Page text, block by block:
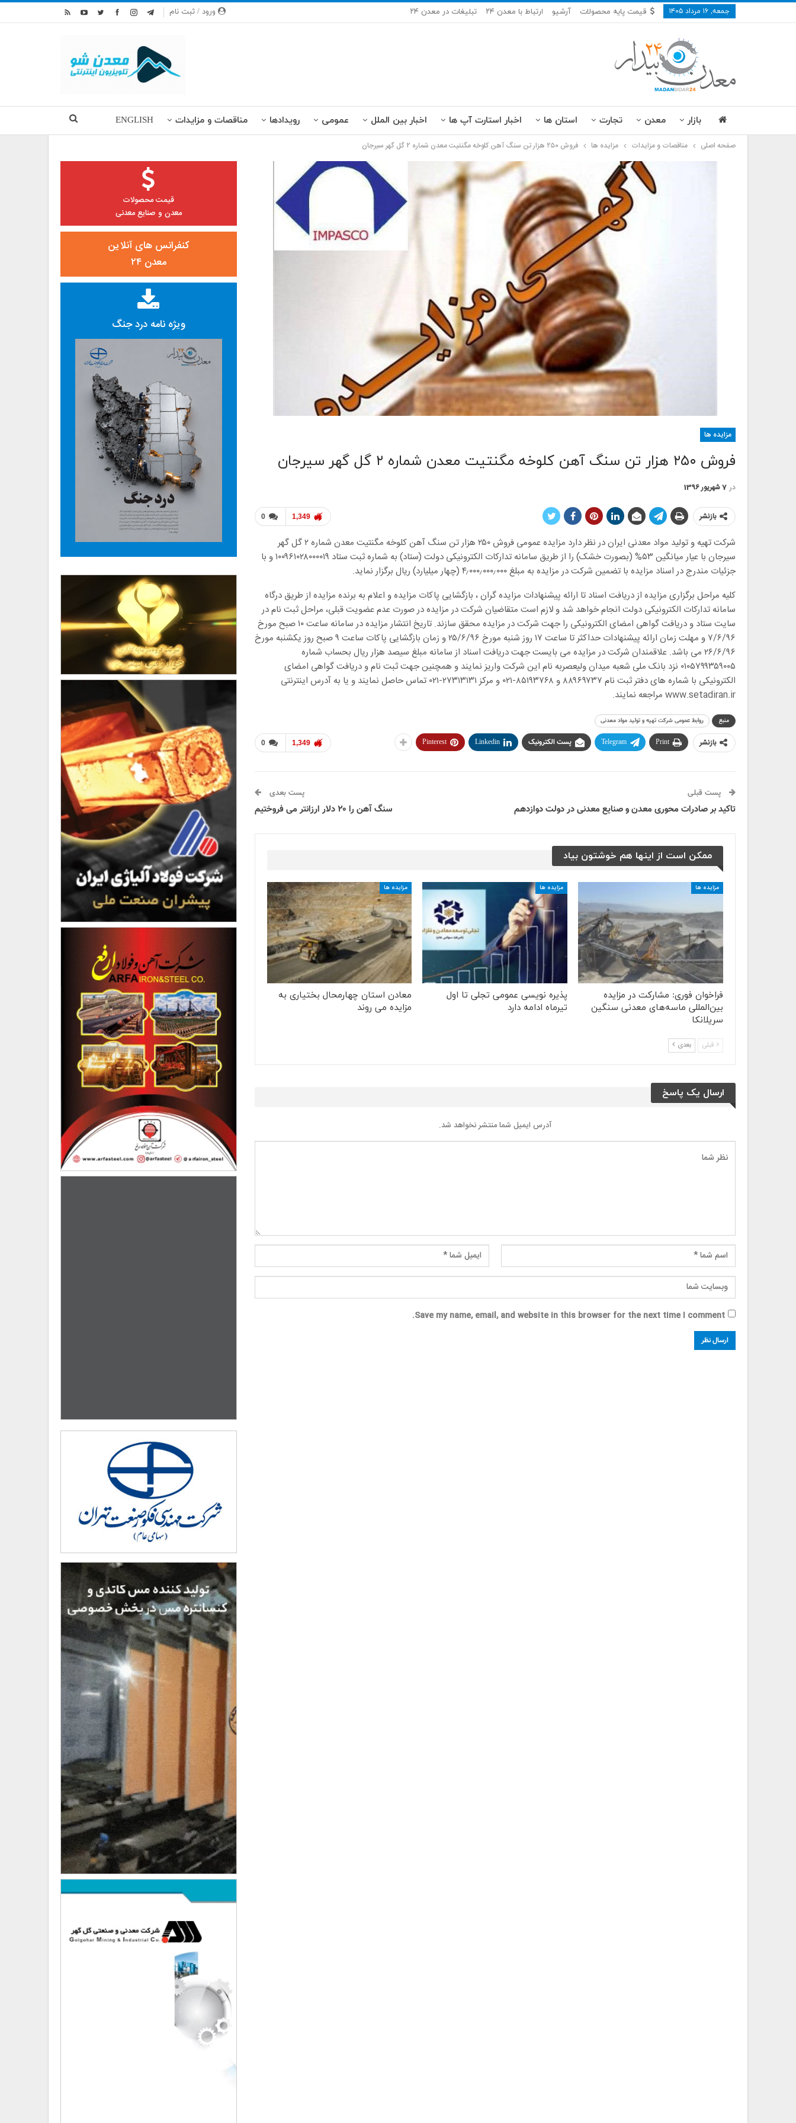
ورود / ثبت نام جمعه, ۱۶ مرداد ۱۴۰۵ قیمت پایه محصولات آرشیو ارتباط با معدن ۲۴ تبلیغات در معدن ۲۴
بازار معدن تجارت استان ها اخبار استارت آپ ها اخبار بین الملل عمومی رویدادها مناقصات و مزایدات ENGLISH
صفحه اصلی مناقصات و مزایدات مزایده ها فروش ۲۵۰ هزار تن سنگ آهن کلوخه مگنتیت معدن شماره ۲ گل گهر سیرجان
مزایده ها
فروش ۲۵۰ هزار تن سنگ آهن کلوخه مگنتیت معدن شماره ۲ گل گهر سیرجان
در 7 شهریور 1396
0 1,349 بازنشر
شرکت تهیه و تولید مواد معدنی ایران در نظر دارد مزایده عمومی فروش ۲۵۰ هزار تن سنگ آهن کلوخه مگنتیت معدن شماره ۲ گل گهر
سیرجان با عیار میانگین ۵۳% (بصورت خشک) را از طریق سامانه تدارکات الکترونیکی دولت (ستاد) به شماره ثبت ستاد ۱۰۰۹۶۱۰۲۸۰۰۰۰۱۹ و با
جزئیات مندرج در اسناد مزایده با تضمین شرکت در مزایده به مبلغ ۴٫۰۰۰٫۰۰۰٫۰۰۰ (چهار میلیارد) ریال برگزار نماید.
کلیه مراحل برگزاری مزایده از دریافت اسناد تا ارائه پیشنهادات مزایده گران ، بازگشایی پاکات مزایده و اعلام به برنده مزایده از طریق درگاه
سامانه تدارکات الکترونیکی دولت انجام خواهد شد و لازم است متقاضیان شرکت در مزایده در صورت عدم عضویت قبلی، مراحل ثبت نام در
سایت ستاد و دریافت گواهی امضای الکترونیکی را جهت شرکت در مزایده محقق سازند. تاریخ انتشار مزایده در سامانه ساعت ۱۰ صبح مورخ
۷/۶/۹۶ و مهلت زمان ارائه پیشنهادات حداکثر تا ساعت ۱۷ روز شنبه مورخ ۲۵/۶/۹۶ و زمان بازگشایی پاکات ساعت ۹ صبح روز یکشنبه مورخ
۲۶/۶/۹۶ می باشد. علاقمندان شرکت در مزایده می بایست جهت دریافت اسناد از سامانه مبلغ سیصد هزار ریال بحساب شماره
۰۱۰۵۷۹۹۳۵۹۰۰۵ نزد بانک ملی شعبه میدان ولیعصربه نام این شرکت واریز نمایند و همچنین جهت ثبت نام و دریافت گواهی امضای
الکترونیکی با شماره های دفتر ثبت نام ۸۸۹۶۹۷۳۷ و ۸۵۱۹۳۷۶۸-۰۲۱ و مرکز ۲۷۳۱۳۱۳۱-۰۲۱ تماس حاصل نمایند و یا به آدرس اینترنتی
www.setadiran.ir مراجعه نمایند.
منبع روابط عمومی شرکت تهیه و تولید مواد معدنی
0 1,349 بازنشر Print
Telegram پست الکترونیک Linkedin
Pinterest
پست قبلی
تاکید بر صادرات محوری معدن و صنایع معدنی در دولت دوازدهم
پست بعدی
سنگ آهن را ۲۰ دلار ارزانتر می فروختیم
ممکن است از اینها هم خوشتون بیاد
مزایده ها
فراخوان فوری: مشارکت در مزایده
بین‌المللی ماسه‌های معدنی سنگین
سریلانکا
مزایده ها
پذیره نویسی عمومی تجلی تا اول
تیرماه ادامه دارد
مزایده ها
معادن استان چهارمحال بختیاری به
مزایده می روند
قبلی بعدی
ارسال یک پاسخ
آدرس ایمیل شما منتشر نخواهد شد.
Save my name, email, and website in this browser for the next time I comment.
قیمت محصولات
معدن و صنایع معدنی
کنفرانس های آنلاین
معدن ۲۴
ویژه نامه درد جنگ